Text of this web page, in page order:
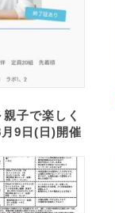
子で楽しく
9日(日)開催